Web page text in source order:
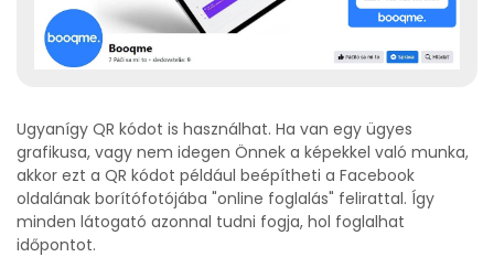
Ugyanígy QR kódot is használhat. Ha van egy ügyes
grafikusa, vagy nem idegen Önnek a képekkel való munka,
akkor ezt a QR kódot például beépítheti a Facebook
oldalának borítófotójába "online foglalás" felirattal. Így
minden látogató azonnal tudni fogja, hol foglalhat
időpontot.